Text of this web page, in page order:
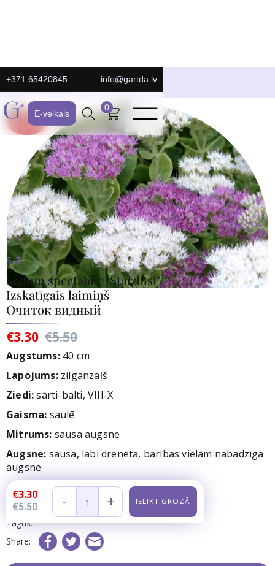
+371 65420845 info@gartda.lv
E-veikals
0
E-Veikals
ATLAIDE:
-40%
S-T
Sedum spectabile ‘Stardust’
Izskatīgais laimiņš
Очиток видный
€3.30 €5.50
Augstums:40 cm
Lapojums:zilganzaļš
Ziedi:sārti-balti, VIII-X
Gaisma: saulē
Mitrums: sausa augsne
Augsne: sausa, labi drenēta, barības vielām nabadzīga
augsne
€3.30
€5.50
- +
Noliktavā: 8
Preces kods:
Tagus:
Share: